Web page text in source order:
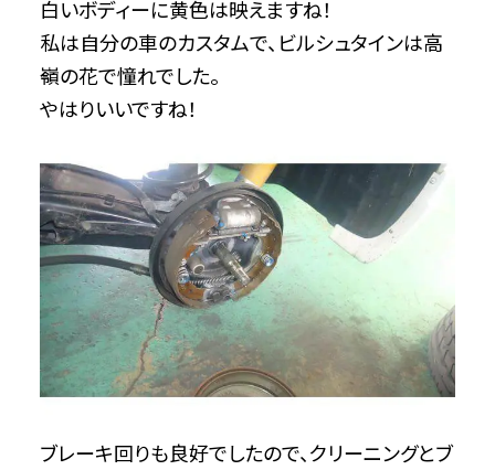
白いボディーに黄色は映えますね！
私は自分の車のカスタムで、ビルシュタインは高
嶺の花で憧れでした。
やはりいいですね！
ブレーキ回りも良好でしたので、クリーニングとブ